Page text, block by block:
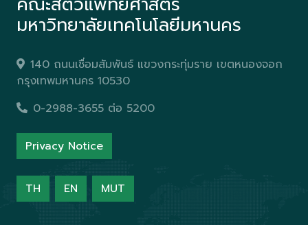
มหาวิทยาลัยเทคโนโลยีมหานคร
140 ถนนเชื่อมสัมพันธ์ แขวงกระทุ่มราย เขตหนองจอก
กรุงเทพมหานคร 10530
0-2988-3655 ต่อ 5200
Privacy Notice
TH EN MUT